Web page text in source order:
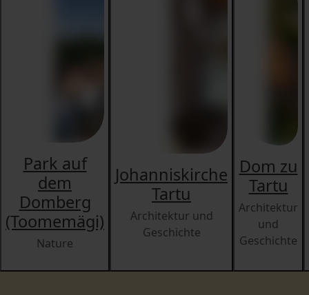
Park auf
dem
Domberg
(Toomemägi)
Nature
Johanniskirche
Tartu
Architektur und
Geschichte
Dom zu
Tartu
Architektur
und
Geschichte